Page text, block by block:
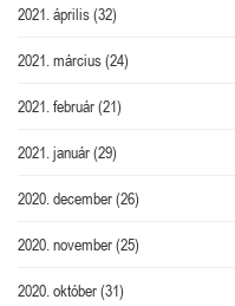
2021. április(32)
2021. március(24)
2021. február(21)
2021. január(29)
2020. december(26)
2020. november(25)
2020. október(31)